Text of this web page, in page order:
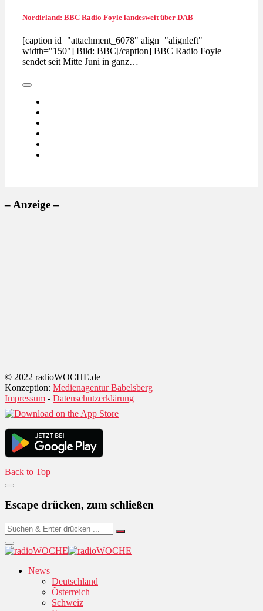
Nordirland: BBC Radio Foyle landesweit über DAB
[caption id="attachment_6078" align="alignleft"
width="150"] Bild: BBC[/caption] BBC Radio Foyle
sendet seit Mitte Juni in ganz…
– Anzeige –
© 2022 radioWOCHE.de
Konzeption: Medienagentur Babelsberg
Impressum - Datenschutzerklärung
Back to Top
Escape drücken, zum schließen
News
Deutschland
Österreich
Schweiz